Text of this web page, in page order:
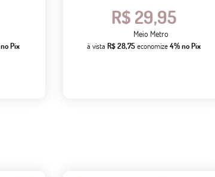
no Pix
R$ 29,95
Meio Metro
à vistaR$ 28,75economize4% no Pix